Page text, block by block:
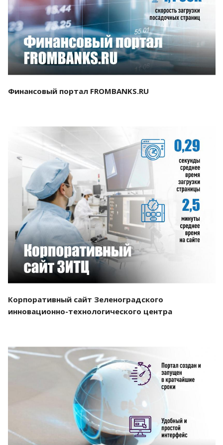
Смотреть проект
Финансовый портал FROMBANKS.RU
Смотреть проект
Корпоративный сайт Зеленоградского
инновационно-технологического центра
Смотреть проект